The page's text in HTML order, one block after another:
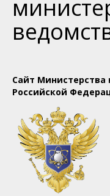
Сайт Министерства
Российской